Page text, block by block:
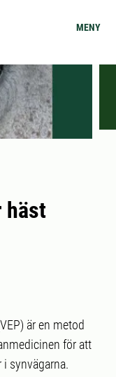
MENY
häst
är en metod
för att
synvägarna.